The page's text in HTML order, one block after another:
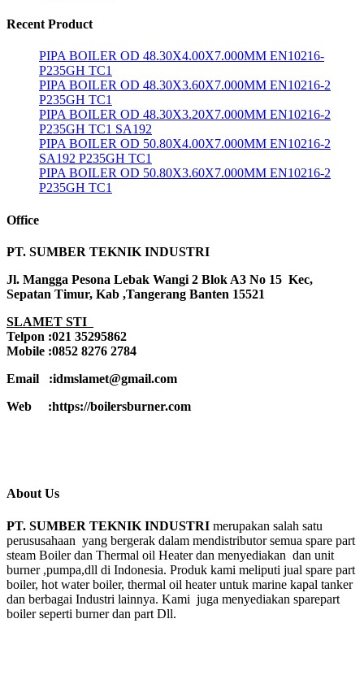
Recent Product
PIPA BOILER OD 48.30X4.00X7.000MM EN10216-
P235GH TC1
PIPA BOILER OD 48.30X3.60X7.000MM EN10216-2
P235GH TC1
PIPA BOILER OD 48.30X3.20X7.000MM EN10216-2
P235GH TC1 SA192
PIPA BOILER OD 50.80X4.00X7.000MM EN10216-2
SA192 P235GH TC1
PIPA BOILER OD 50.80X3.60X7.000MM EN10216-2
P235GH TC1
Office
PT. SUMBER TEKNIK INDUSTRI
Jl. Mangga Pesona Lebak Wangi 2 Blok A3 No 15 Kec,
Sepatan Timur, Kab ,Tangerang Banten 15521
SLAMET STI
Telpon :021 35295862
Mobile :0852 8276 2784
Email :idmslamet@gmail.com
Web :https://boilersburner.com
About Us
PT. SUMBER TEKNIK INDUSTRI merupakan salah satu
perususahaan yang bergerak dalam mendistributor semua spare part
steam Boiler dan Thermal oil Heater dan menyediakan dan unit
burner ,pumpa,dll di Indonesia. Produk kami meliputi jual spare part
boiler, hot water boiler, thermal oil heater untuk marine kapal tanker
dan berbagai Industri lainnya. Kami juga menyediakan sparepart
boiler seperti burner dan part Dll.